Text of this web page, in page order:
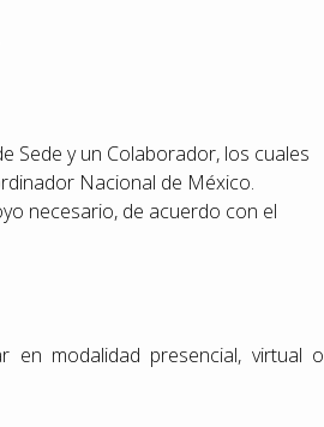
Sede y un Colaborador, los cuales
Nacional de México.
necesario, de acuerdo con el
en modalidad presencial, virtual o